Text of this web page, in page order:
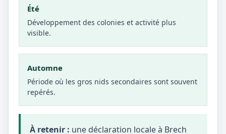
Été
Développement des colonies et activité plus
visible.
Automne
Période où les gros nids secondaires sont souvent
repérés.
À retenir : une déclaration locale à Brech